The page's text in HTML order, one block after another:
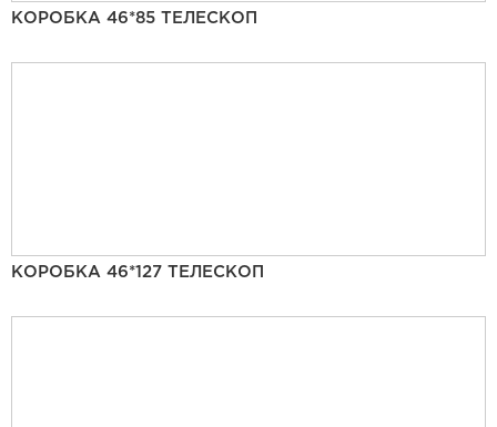
КОРОБКА 46*85 ТЕЛЕСКОП
КОРОБКА 46*127 ТЕЛЕСКОП